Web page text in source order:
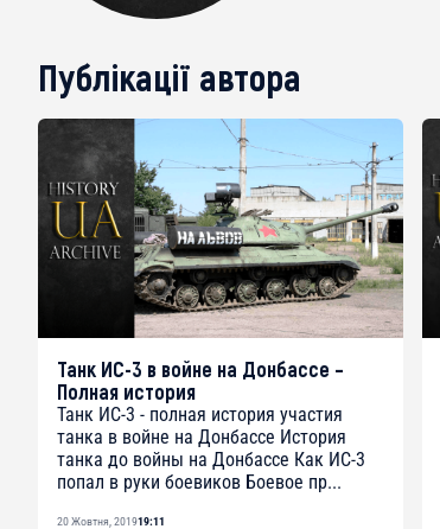
Публікації автора
Танк ИС-3 в войне на Донбассе –
Полная история
Танк ИС-3 - полная история участия
танка в войне на Донбассе История
танка до войны на Донбассе Как ИС-3
попал в руки боевиков Боевое пр...
20 Жовтня, 201919:11